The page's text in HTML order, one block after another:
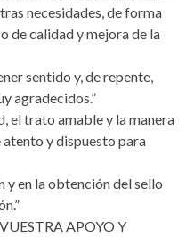
necesidades, de forma
de calidad y mejora de la
sentido y, de repente,
agradecidos.”
el trato amable y la manera
atento y dispuesto para
y en la obtención del sello
APOYO Y